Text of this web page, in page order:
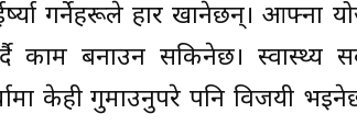
गर्नेहरूले हार खानेछन्। आफ्ना
काम बनाउन सकिनेछ।
केही गुमाउनुपरे पनि विजयी